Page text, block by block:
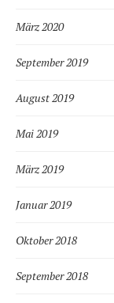
März 2020
September 2019
August 2019
Mai 2019
März 2019
Januar 2019
Oktober 2018
September 2018